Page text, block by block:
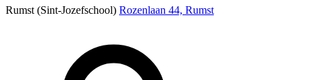
Rumst (Sint-Jozefschool) Rozenlaan 44, Rumst